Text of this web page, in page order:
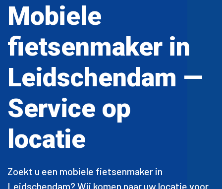
Mobiele
fietsenmaker in
Leidschendam —
Service op
locatie
Zoekt u een mobiele fietsenmaker in
Leidschendam? Wij komen naar uw locatie voor